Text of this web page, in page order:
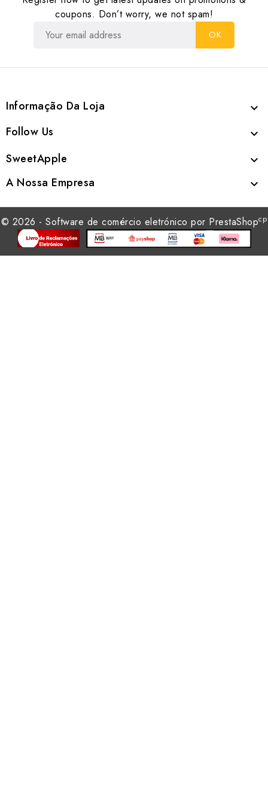
coupons. Don’t worry, we not spam!
Informação Da Loja 
Follow Us 
SweetApple 
A Nossa Empresa 
© 2026 - Software de comércio eletrónico por PrestaShopcp